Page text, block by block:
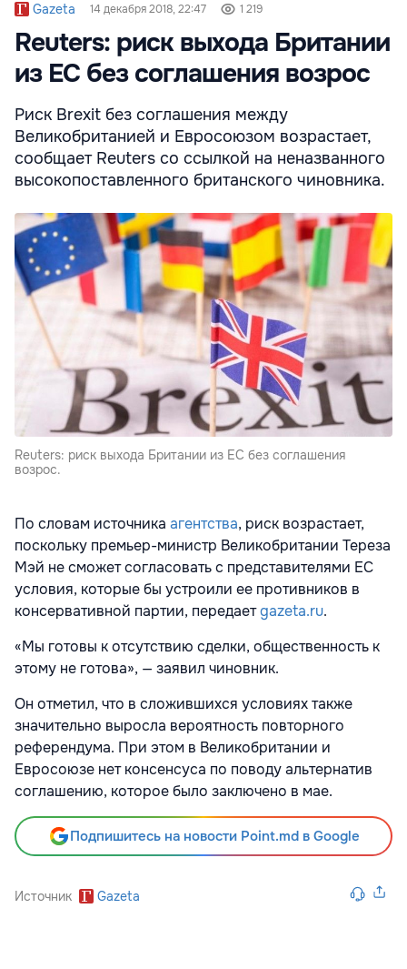
Gazeta 14 декабря 2018, 22:47 1 219
Reuters: риск выхода Британии
из ЕС без соглашения возрос
Риск Brexit без соглашения между
Великобританией и Евросоюзом возрастает,
сообщает Reuters со ссылкой на неназванного
высокопоставленного британского чиновника.
Reuters: риск выхода Британии из ЕС без соглашения
возрос.
По словам источника агентства, риск возрастает,
поскольку премьер-министр Великобритании Тереза
Мэй не сможет согласовать с представителями ЕС
условия, которые бы устроили ее противников в
консервативной партии, передаетgazeta.ru.
«Мы готовы к отсутствию сделки, общественность к
этому не готова», — заявил чиновник.
Он отметил, что в сложившихся условиях также
значительно выросла вероятность повторного
референдума. При этом в Великобритании и
Евросоюзе нет консенсуса по поводу альтернатив
соглашению, которое было заключено в мае.
Подпишитесь на новости Point.md в Google
Источник Gazeta